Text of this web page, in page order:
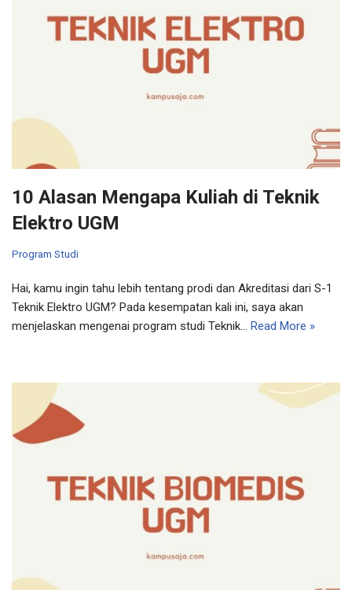
10 Alasan Mengapa Kuliah di Teknik
Elektro UGM
Program Studi
Hai, kamu ingin tahu lebih tentang prodi dan Akreditasi dari S-1
Teknik Elektro UGM? Pada kesempatan kali ini, saya akan
menjelaskan mengenai program studi Teknik… Read More »